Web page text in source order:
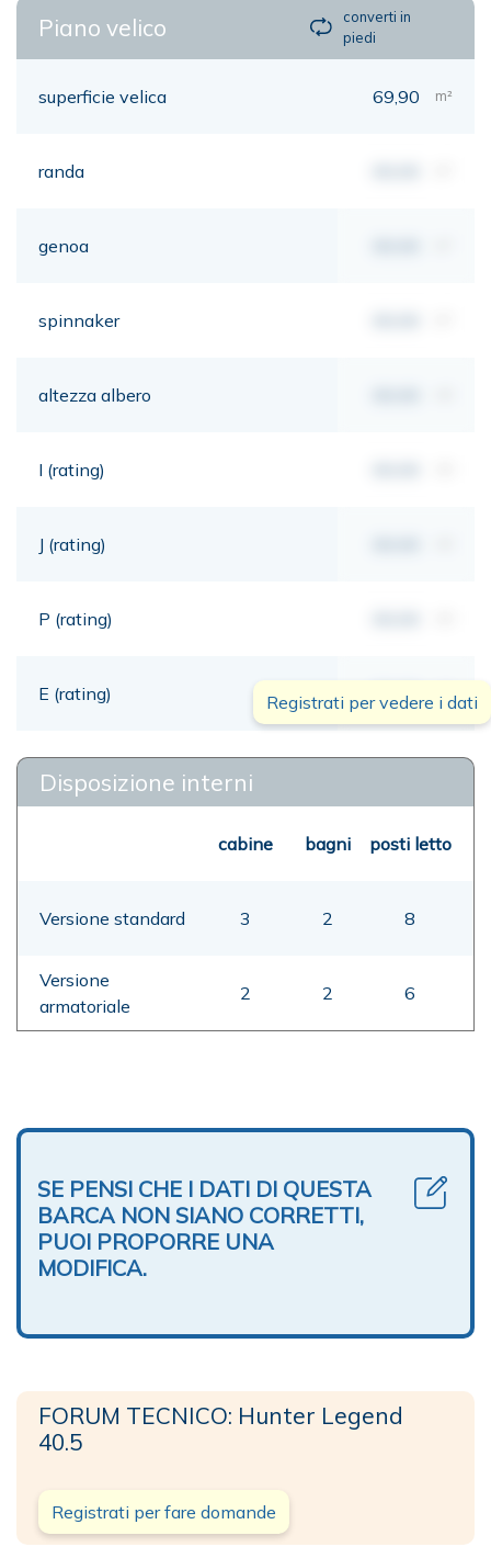
Piano velico
converti in
piedi
superficie velica 69,90 m²
randa
genoa
spinnaker
altezza albero
I (rating)
J (rating)
P (rating)
E (rating) 00,00 mt
Registrati per vedere i dati
Disposizione interni
cabine bagni posti letto
Versione standard 3 2 8
Versione
armatoriale
2 2 6
SE PENSI CHE I DATI DI QUESTA
BARCA NON SIANO CORRETTI,
PUOI PROPORRE UNA
MODIFICA.
FORUM TECNICO: Hunter Legend
40.5
Registrati per fare domande